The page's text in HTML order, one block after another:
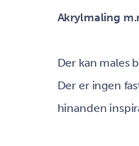
Akrylmaling
Der kan males
Der er ingen
hinanden